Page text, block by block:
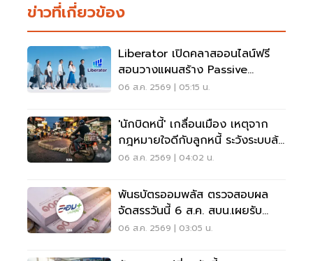
ข่าวที่เกี่ยวข้อง
Liberator เปิดคลาสออนไลน์ฟรี
สอนวางแผนสร้าง Passive
Income
06 ส.ค. 2569 | 05:15 น.
'นักบิดหนี้' เกลื่อนเมือง เหตุจาก
กฎหมายใจดีกับลูกหนี้ ระวังระบบล้ม
เป็นโดมิโน่
06 ส.ค. 2569 | 04:02 น.
พันธบัตรออมพลัส ตรวจสอบผล
จัดสรรวันนี้ 6 ส.ค. สบน.เผยรับ
สูงสุด 117,000 บาท
06 ส.ค. 2569 | 03:05 น.